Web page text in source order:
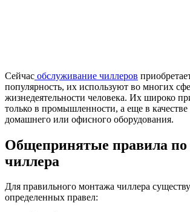
Сейчас обслуживание чиллеров
популярность, их используют во многих
жизнедеятельности человека. Их широко
только в промышленности, а еще в качестве
домашнего или офисного оборудования.
Общепринятые правила
чиллера
Для правильного монтажа чиллера
определенных правел: